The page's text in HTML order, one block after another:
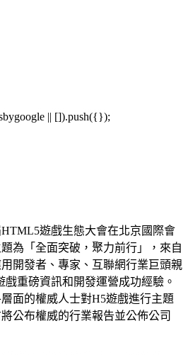
|| []).push({});
遊戲生態大會在北京國際會
為「全面突破，聚力前行」，來自
開發者、專家、互聯網行業巨頭親
重磅資訊和開發運營成功經驗。
面的權威人士對H5遊戲進行主題
公布權威的行業報告並公佈公司